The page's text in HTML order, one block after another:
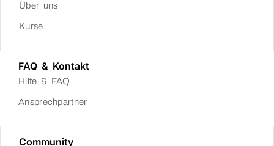
Über uns
Kurse
FAQ & Kontakt
Hilfe & FAQ
Ansprechpartner
Community